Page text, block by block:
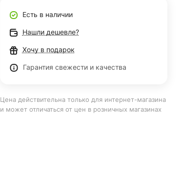
Есть в наличии
Нашли дешевле?
Хочу в подарок
Гарантия свежести и качества
Цена действительна только для интернет-магазина
и может отличаться от цен в розничных магазинах